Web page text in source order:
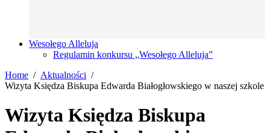
Wesołego Alleluja
Regulamin konkursu „Wesołego Alleluja”
Home
Aktualności
Wizyta Księdza Biskupa Edwarda Białogłowskiego w naszej szkole
Wizyta Księdza Biskupa